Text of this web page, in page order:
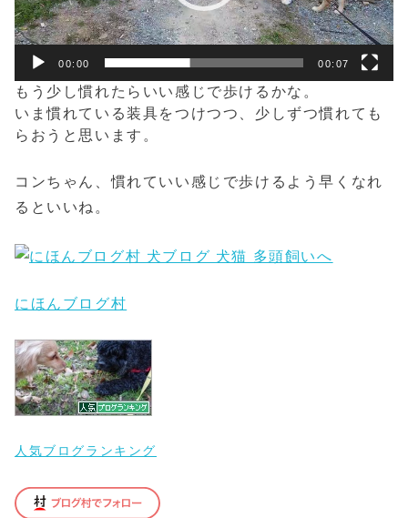
ー
00:00 00:07
もう少し慣れたらいい感じで歩けるかな。
いま慣れている装具をつけつつ、少しずつ慣れても
らおうと思います。
コンちゃん、慣れていい感じで歩けるよう早くなれ
るといいね。
にほんブログ村
人気ブログランキング